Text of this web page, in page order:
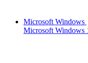
Microsoft Windows
Microsoft Windows